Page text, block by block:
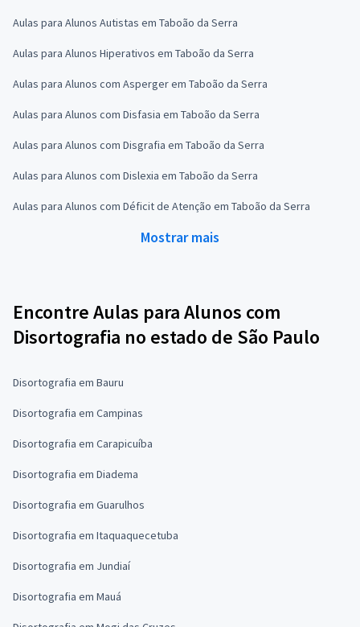
Aulas para Alunos Autistas em Taboão da Serra
Aulas para Alunos Hiperativos em Taboão da Serra
Aulas para Alunos com Asperger em Taboão da Serra
Aulas para Alunos com Disfasia em Taboão da Serra
Aulas para Alunos com Disgrafia em Taboão da Serra
Aulas para Alunos com Dislexia em Taboão da Serra
Aulas para Alunos com Déficit de Atenção em Taboão da Serra
Mostrar mais
Encontre Aulas para Alunos com
Disortografia no estado de São Paulo
Disortografia em Bauru
Disortografia em Campinas
Disortografia em Carapicuíba
Disortografia em Diadema
Disortografia em Guarulhos
Disortografia em Itaquaquecetuba
Disortografia em Jundiaí
Disortografia em Mauá